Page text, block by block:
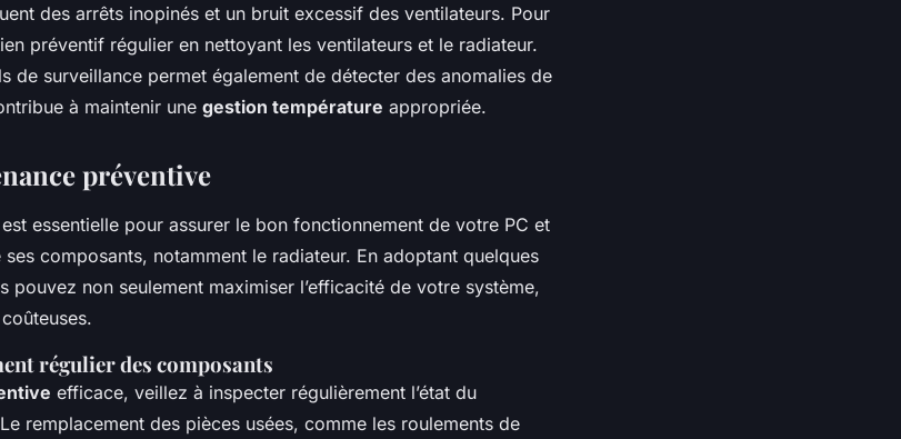
des arrêts inopinés et un bruit excessif des ventilateurs. Pour
préventif régulier en nettoyant les ventilateurs et le radiateur.
de surveillance permet également de détecter des anomalies de
à maintenir une gestion température appropriée.
préventive
est essentielle pour assurer le bon fonctionnement de votre PC et
ses composants, notamment le radiateur. En adoptant quelques
pouvez non seulement maximiser l’efficacité de votre système,
régulier des composants
efficace, veillez à inspecter régulièrement l’état du
remplacement des pièces usées, comme les roulements de